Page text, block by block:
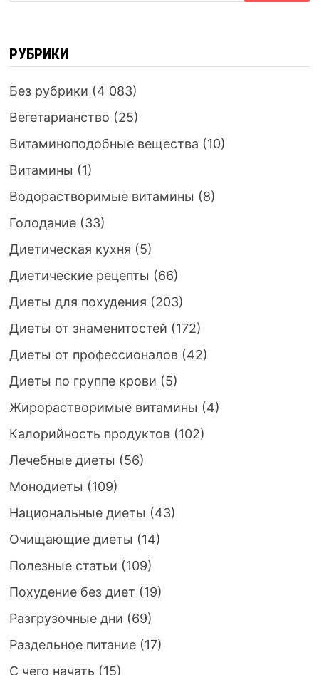
РУБРИКИ
Без рубрики (4 083)
Вегетарианство (25)
Витаминоподобные вещества (10)
Витамины (1)
Водорастворимые витамины (8)
Голодание(33)
Диетическая кухня (5)
Диетические рецепты (66)
Диеты для похудения (203)
Диеты от знаменитостей (172)
Диеты от профессионалов(42)
Диеты по группе крови (5)
Жирорастворимые витамины (4)
Калорийность продуктов(102)
Лечебные диеты (56)
Монодиеты (109)
Национальные диеты (43)
Очищающие диеты (14)
Полезные статьи (109)
Похудение без диет (19)
Разгрузочные дни (69)
Раздельное питание(17)
С чего начать (15)